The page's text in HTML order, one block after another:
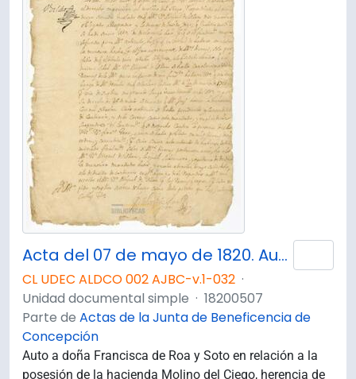
Acta del 07 de mayo de 1820. Auto a doña Francisca de Roa y Soto.
CL UDEC ALDCO 002 AJBC-v.1-032 ·
Unidad documental simple · 18200507
Parte de Actas de la Junta de Beneficencia de
Concepción
Auto a doña Francisca de Roa y Soto en relación a la
posesión de la hacienda Molino del Ciego, herencia de